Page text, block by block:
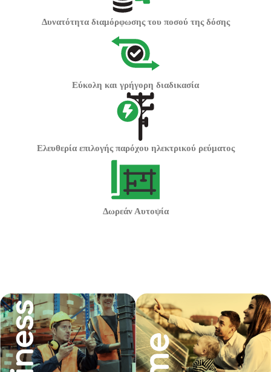
Δυνατότητα διαμόρφωσηςτου ποσούτης δόσης
Εύκολη και γρήγορη διαδικασία
Ελευθερία επιλογής παρόχουηλεκτρικού ρεύματος
ΔωρεάνΑυτοψία